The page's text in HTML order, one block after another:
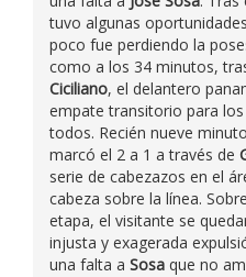
tuvo algunas
poco fue perdiendo la
como a los 34 minutos,
Ciciliano, el delantero
empate transitorio para
todos. Recién nueve
marcó el 2 a 1 a través de
serie de cabezazos en el
cabeza sobre la línea.
etapa, el visitante se
injusta y exagerada
una falta a Sosa que no